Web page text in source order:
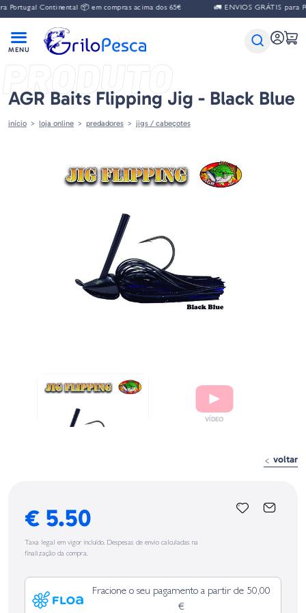
Continental 📦 em compras acima dos 65€ 🚛 ENVIOS GRÁTIS para
PRODUTO
AGR Baits Flipping Jig - Black Blue
início loja online predadores jigs / cabeçotes
voltar
€ 5.50
Taxa legal em vigor incluído. Despesas de envio calculadas na
finalização da compra.
Fracione o seu pagamento a partir de 50,00
€